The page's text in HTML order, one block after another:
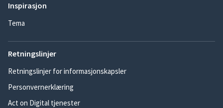
Inspirasjon
Tema
Retningslinjer
Retningslinjer for informasjonskapsler
Personvernerklæring
Act on Digital tjenester